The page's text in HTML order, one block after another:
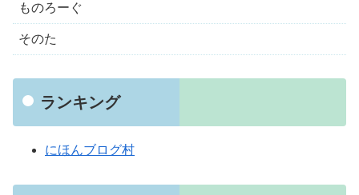
ものろーぐ
そのた
ランキング
にほんブログ村